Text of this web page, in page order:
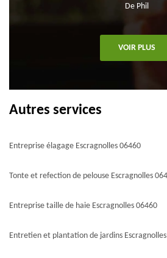
De Phil
VOIR PLUS
Autres services
Entreprise élagage Escragnolles 06460
Tonte et refection de pelouse Escragnolles
Entreprise taille de haie Escragnolles 06460
Entretien et plantation de jardins